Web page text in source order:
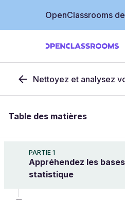
OpenClassrooms
Nettoyez et analysez
Table des matières
PARTIE 1
Appréhendez les
statistique